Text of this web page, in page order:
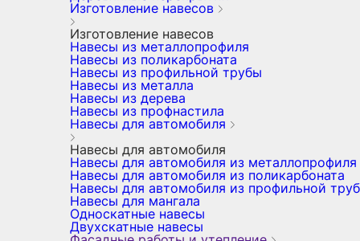
Изготовление навесов
Изготовление навесов
Навесы из металлопрофиля
Навесы из поликарбоната
Навесы из профильной трубы
Навесы из металла
Навесы из дерева
Навесы из профнастила
Навесы для автомобиля
Навесы для автомобиля
Навесы для автомобиля из металлопрофиля
Навесы для автомобиля из поликарбоната
Навесы для автомобиля из профильной
Навесы для мангала
Односкатные навесы
Двухскатные навесы